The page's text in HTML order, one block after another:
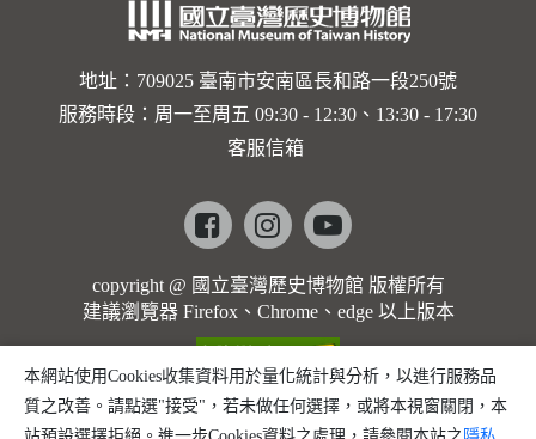
地址：709025 臺南市安南區長和路一段250號
服務時段：周一至周五 09:30 - 12:30、13:30 - 17:30
客服信箱
Facebookinstagramyoutube
copyright @ 國立臺灣歷史博物館 版權所有
建議瀏覽器 Firefox、Chrome、edge 以上版本
本網站使用Cookies收集資料用於量化統計與分析，以進行服務品
質之改善。請點選"接受"，若未做任何選擇，或將本視窗關閉，本
站預設選擇拒絕。進一步Cookies資料之處理，請參閱本站之 隱私